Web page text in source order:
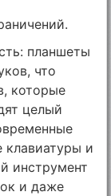
планшеты
что
которые
целый
и
инструмент
и даже